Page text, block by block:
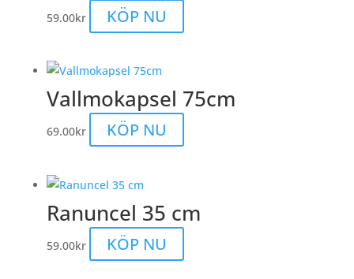
59.00kr KÖP NU
Vallmokapsel 75cm
69.00kr KÖP NU
Ranuncel 35 cm
59.00kr KÖP NU